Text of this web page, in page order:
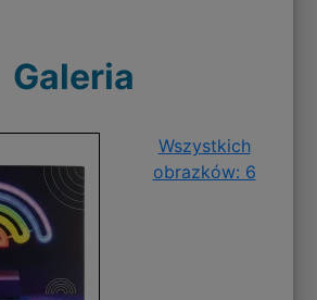
Galeria
Wszystkich
obrazków: 6